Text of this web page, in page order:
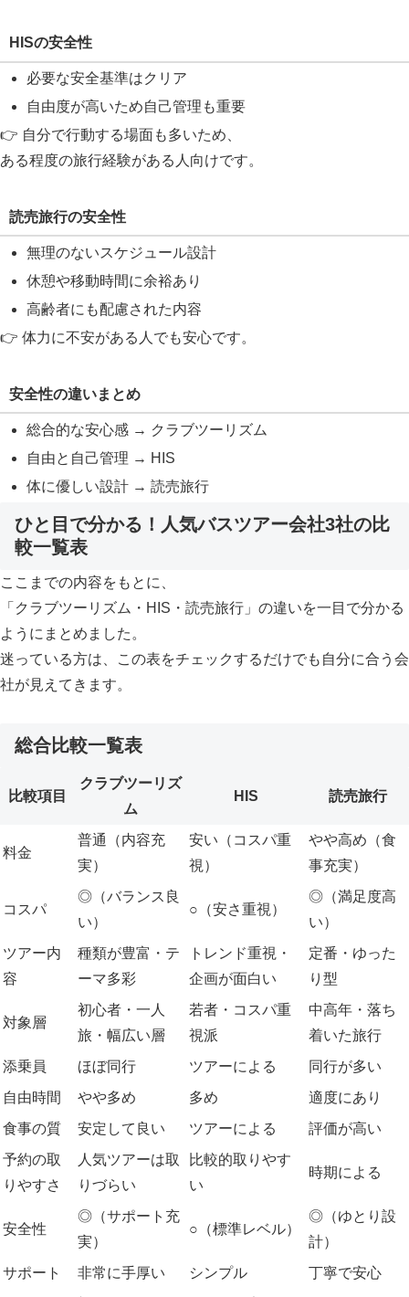
HISの安全性
必要な安全基準はクリア
自由度が高いため自己管理も重要
👉 自分で行動する場面も多いため、
ある程度の旅行経験がある人向けです。
読売旅行の安全性
無理のないスケジュール設計
休憩や移動時間に余裕あり
高齢者にも配慮された内容
👉 体力に不安がある人でも安心です。
安全性の違いまとめ
総合的な安心感 → クラブツーリズム
自由と自己管理 → HIS
体に優しい設計 → 読売旅行
ひと目で分かる！人気バスツアー会社3社の比
較一覧表
ここまでの内容をもとに、
「クラブツーリズム・HIS・読売旅行」の違いを一目で分かる
ようにまとめました。
迷っている方は、この表をチェックするだけでも自分に合う会
社が見えてきます。
総合比較一覧表
比較項目
クラブツーリズ
ム
HIS 読売旅行
料金
普通（内容充
実）
安い（コスパ重
視）
やや高め（食
事充実）
コスパ
◎（バランス良
い）
○（安さ重視）
◎（満足度高
い）
ツアー内
容
種類が豊富・テ
ーマ多彩
トレンド重視・
企画が面白い
定番・ゆった
り型
対象層
初心者・一人
旅・幅広い層
若者・コスパ重
視派
中高年・落ち
着いた旅行
添乗員
ほぼ同行 ツアーによる
同行が多い
自由時間
やや多め 多め
適度にあり
食事の質
安定して良い ツアーによる
評価が高い
予約の取
りやすさ
人気ツアーは取
りづらい
比較的取りやす
い
時期による
安全性
◎（サポート充
実）
○（標準レベル）
◎（ゆとり設
計）
サポート
非常に手厚い シンプル
丁寧で安心